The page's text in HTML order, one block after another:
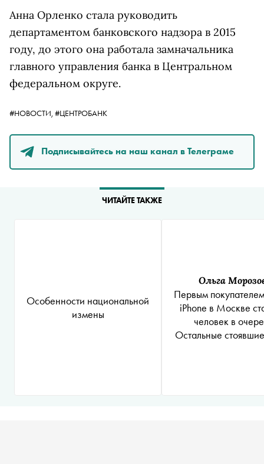
Анна Орленко стала руководить
департаментом банковского надзора в 2015
году, до этого она работала замначальника
главного управления банка в Центральном
федеральном округе.
#НОВОСТИ, #ЦЕНТРОБАНК
Подписывайтесь на наш канал в Телеграме
ЧИТАЙТЕ ТАКЖЕ
Особенности национальной
измены
Ольга
Первым
iPhone в Москве
человек в
Остальные